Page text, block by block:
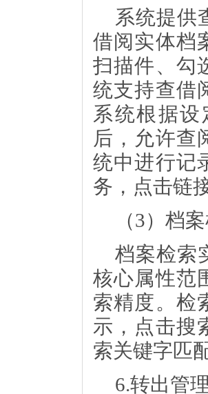
系统提供
借阅实体档
扫描件、勾
统支持查借
系统根据
后，允许查
统中进行记
务，点击链
（3）档
档案检索
核心属性范
索精度。检
示，点击搜
索关键字匹
6.转出管